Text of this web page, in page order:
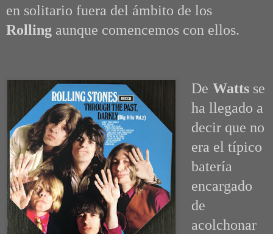
en solitario fuera del ámbito de los
Rolling aunque comencemos con ellos.
De Watts se
ha llegado a
decir que no
era el típico
batería
encargado
de
acolchonar